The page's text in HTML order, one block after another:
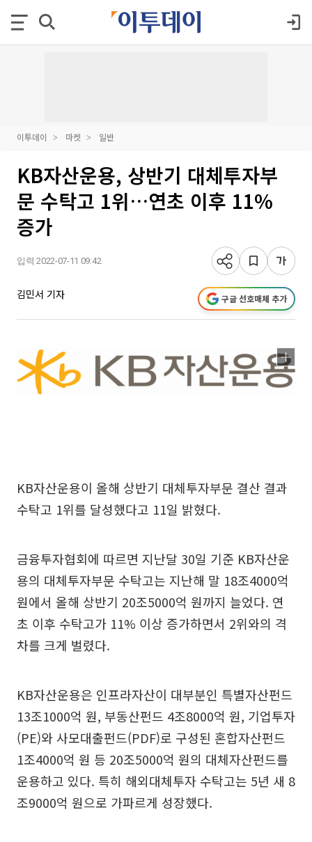
이투데이 마켓 일반
KB자산운용, 상반기 대체투자부
문 수탁고 1위…연초 이후 11%
증가
입력 2022-07-11 09:42
김민서 기자 구글 선호매체 추가
KB자산운용이 올해 상반기 대체투자부문 결산 결과
수탁고 1위를 달성했다고 11일 밝혔다.
금융투자협회에 따르면 지난달 30일 기준 KB자산운
용의 대체투자부문 수탁고는 지난해 말 18조4000억
원에서 올해 상반기 20조5000억 원까지 늘었다. 연
초 이후 수탁고가 11% 이상 증가하면서 2위와의 격
차를 크게 벌렸다.
KB자산운용은 인프라자산이 대부분인 특별자산펀드
13조1000억 원, 부동산펀드 4조8000억 원, 기업투자
(PE)와 사모대출펀드(PDF)로 구성된 혼합자산펀드
1조4000억 원 등 20조5000억 원의 대체자산펀드를
운용하고 있다. 특히 해외대체투자 수탁고는 5년 새 8
조9000억 원으로 가파르게 성장했다.